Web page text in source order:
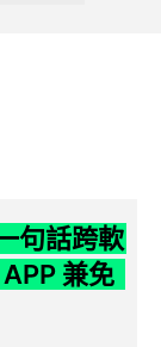
句話跨軟
兼免